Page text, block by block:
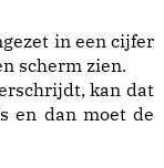
in een cijfer
scherm zien.
kan dat
en dan moet de